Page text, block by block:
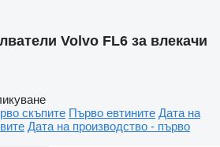
Volvo FL6 за влекачи
скъпите Първо евтините Дата на
Дата на производство - първо